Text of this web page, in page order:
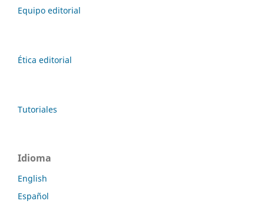
Equipo editorial
Ética editorial
Tutoriales
Idioma
English
Español